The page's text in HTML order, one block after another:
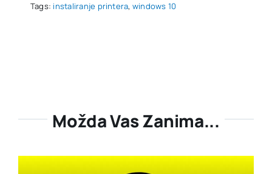
Tags: instaliranje printera, windows 10
Možda Vas Zanima...